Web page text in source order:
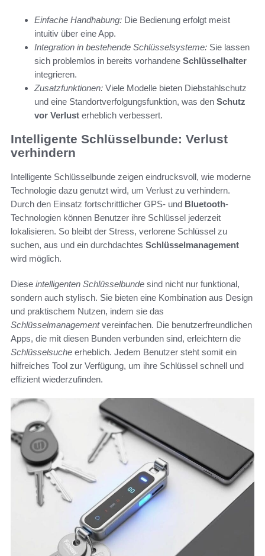
Einfache Handhabung: Die Bedienung erfolgt meist
intuitiv über eine App.
Integration in bestehende Schlüsselsysteme: Sie lassen
sich problemlos in bereits vorhandene Schlüsselhalter
integrieren.
Zusatzfunktionen: Viele Modelle bieten Diebstahlschutz
und eine Standortverfolgungsfunktion, was den Schutz
vor Verlust erheblich verbessert.
Intelligente Schlüsselbunde: Verlust
verhindern
Intelligente Schlüsselbunde zeigen eindrucksvoll, wie moderne
Technologie dazu genutzt wird, um Verlust zu verhindern.
Durch den Einsatz fortschrittlicher GPS- und Bluetooth-
Technologien können Benutzer ihre Schlüssel jederzeit
lokalisieren. So bleibt der Stress, verlorene Schlüssel zu
suchen, aus und ein durchdachtes Schlüsselmanagement
wird möglich.
Diese intelligenten Schlüsselbunde sind nicht nur funktional,
sondern auch stylisch. Sie bieten eine Kombination aus Design
und praktischem Nutzen, indem sie das
Schlüsselmanagementvereinfachen. Die benutzerfreundlichen
Apps, die mit diesen Bunden verbunden sind, erleichtern die
Schlüsselsuche erheblich. Jedem Benutzer steht somit ein
hilfreiches Tool zur Verfügung, um ihre Schlüssel schnell und
effizient wiederzufinden.